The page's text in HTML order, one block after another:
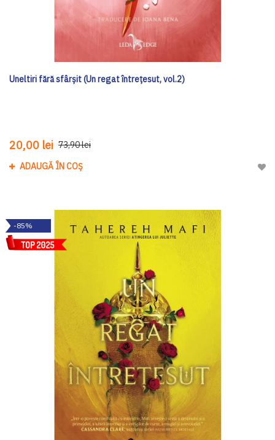
Uneltiri fără sfârșit (Un regat întrețesut, vol.2)
20,00 lei 73,90 lei
ADAUGĂ ÎN COȘ
-85%